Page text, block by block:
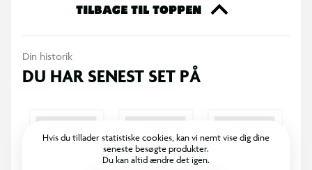
TILBAGE TIL TOPPEN
Din historik
DU HAR SENEST SET PÅ
Hvis du tillader statistiske cookies, kan vi nemt vise dig dine
seneste besøgte produkter.
Du kan altid ændre det igen.